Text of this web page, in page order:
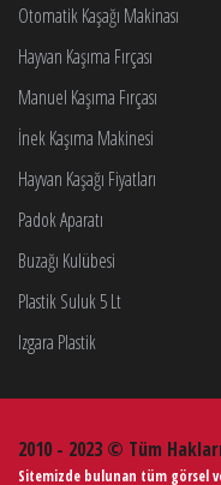
Otomatik Kaşağı Makinası
Hayvan Kaşıma Fırçası
Manuel Kaşıma Fırçası
İnek Kaşıma Makinesi
Hayvan Kaşağı Fiyatları
Padok Aparatı
Buzağı Kulübesi
Plastik Suluk 5 Lt
Izgara Plastik
2010 - 2023 © Tüm
Sitemizde bulunan tüm görsel